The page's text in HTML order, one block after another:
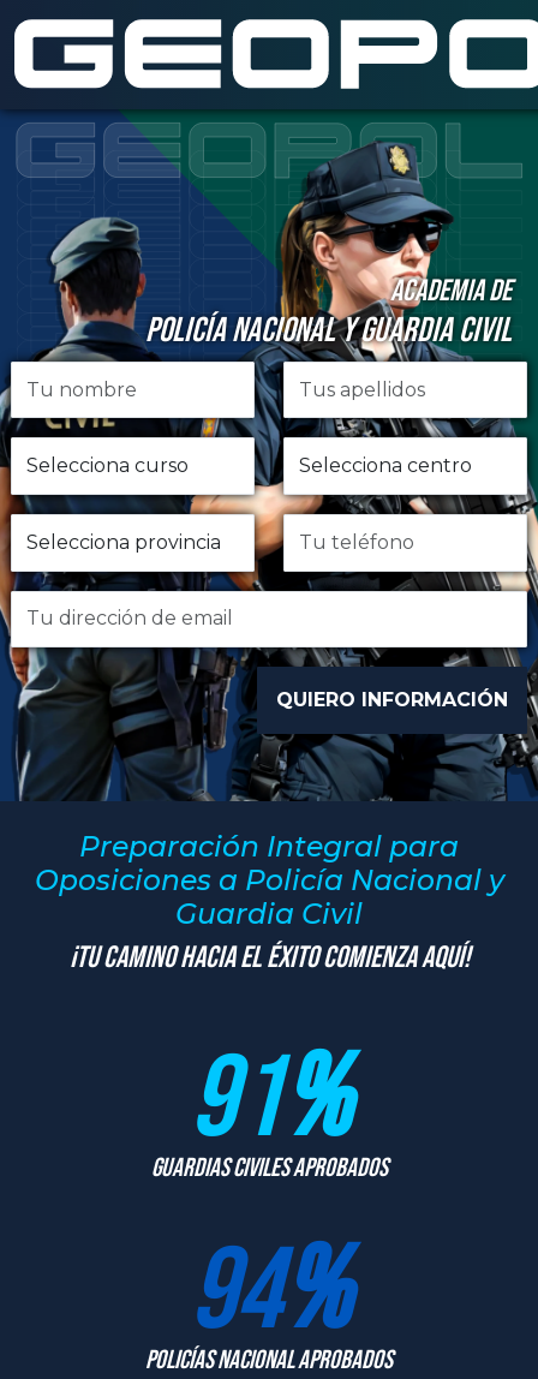
ACADEMIA DE
POLICÍA NACIONAL Y GUARDIA CIVIL
Preparación Integral para
Oposiciones a Policía Nacional y
Guardia Civil
¡Tu Camino hacia el Éxito Comienza Aquí!
91%
Guardias Civiles Aprobados
94%
Policías Nacional Aprobados